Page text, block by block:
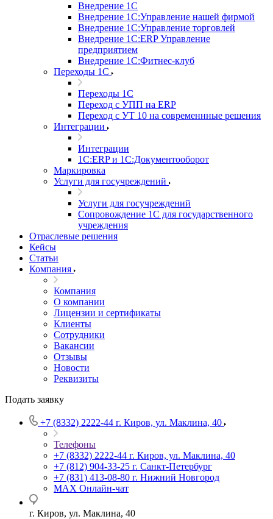
Внедрение 1С
Внедрение 1С:Управление нашей фирмой
Внедрение 1С:Управление торговлей
Внедрение 1С:ERP Управление
предприятием
Внедрение 1С:Фитнес-клуб
Переходы 1С
Переходы 1С
Переход с УПП на ERP
Переход с УТ 10 на современнные решения
Интеграции
Интеграции
1С:ERP и 1С:Документооборот
Маркировка
Услуги для госучреждений
Услуги для госучреждений
Сопровождение 1С для государственного
учреждения
Отраслевые решения
Кейсы
Статьи
Компания
Компания
О компании
Лицензии и сертификаты
Клиенты
Сотрудники
Вакансии
Отзывы
Новости
Реквизиты
Подать заявку
+7 (8332) 2222-44 г. Киров, ул. Маклина, 40
Телефоны
+7 (8332) 2222-44 г. Киров, ул. Маклина, 40
+7 (812) 904-33-25 г. Санкт-Петербург
+7 (831) 413-08-80 г. Нижний Новгород
MAX Онлайн-чат
г. Киров, ул. Маклина, 40